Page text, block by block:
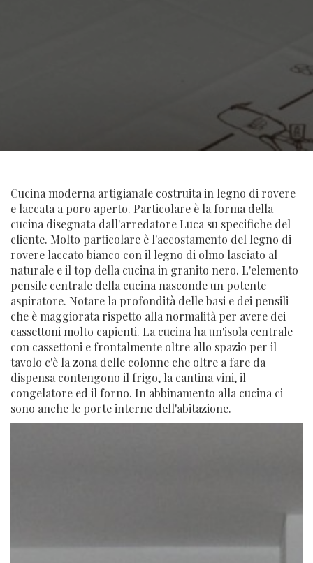
Cucina moderna artigianale costruita in legno di rovere
e laccata a poro aperto. Particolare è la forma della
cucina disegnata dall'arredatore Luca su specifiche del
cliente. Molto particolare è l'accostamento del legno di
rovere laccato bianco con il legno di olmo lasciato al
naturale e il top della cucina in granito nero. L'elemento
pensile centrale della cucina nasconde un potente
aspiratore. Notare la profondità delle basi e dei pensili
che è maggiorata rispetto alla normalità per avere dei
cassettoni molto capienti. La cucina ha un'isola centrale
con cassettoni e frontalmente oltre allo spazio per il
tavolo c'è la zona delle colonne che oltre a fare da
dispensa contengono il frigo, la cantina vini, il
congelatore ed il forno. In abbinamento alla cucina ci
sono anche le porte interne dell'abitazione.